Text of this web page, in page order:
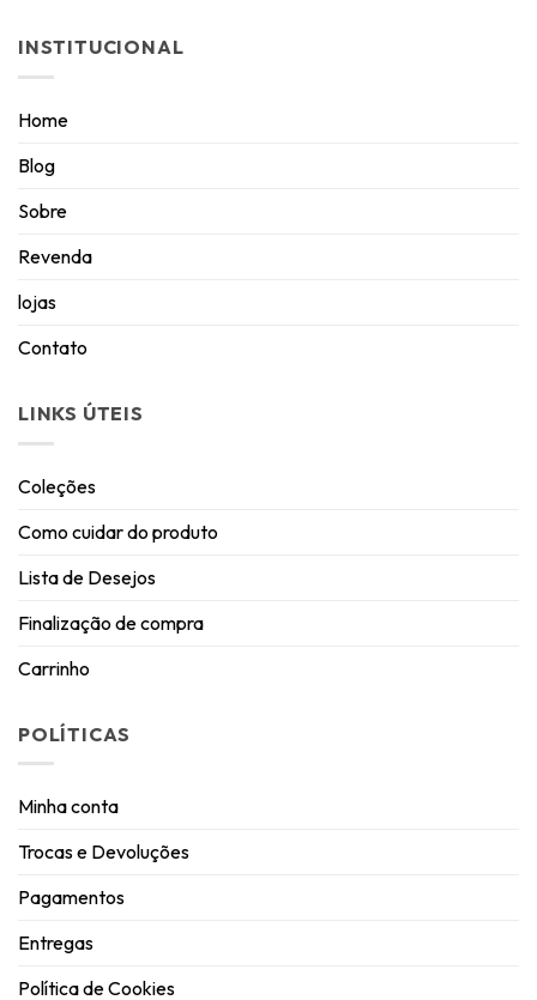
INSTITUCIONAL
Home
Blog
Sobre
Revenda
lojas
Contato
LINKS ÚTEIS
Coleções
Como cuidar do produto
Lista de Desejos
Finalização de compra
Carrinho
POLÍTICAS
Minha conta
Trocas e Devoluções
Pagamentos
Entregas
Política de Cookies